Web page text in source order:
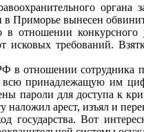
органа
в Приморье вынесен
в отношении
исковых требований.
в отношении сотрудника
всю принадлежащую им
пароли для доступа к
наложил арест, изъял и
государства. Вот